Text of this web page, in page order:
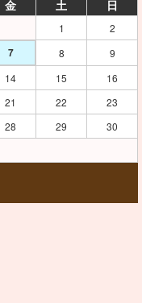
金 土 日
1
2
7 8
9
14 15
16
21 22
23
28 29
30